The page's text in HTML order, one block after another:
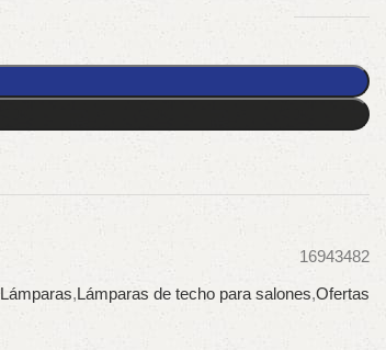
16943482
Lámparas,Lámparas de techo para salones,Ofertas